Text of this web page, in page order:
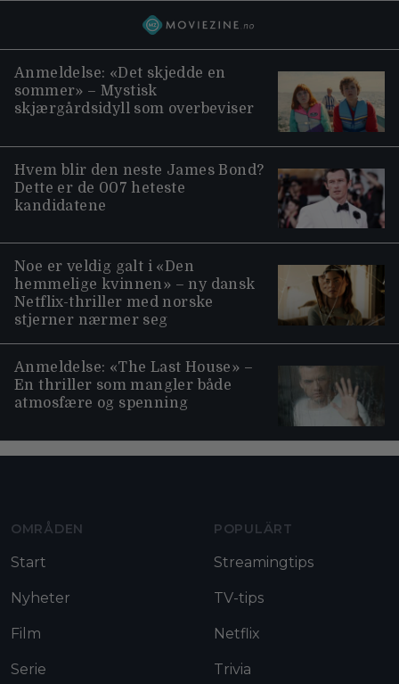
Anmeldelse: «Det skjedde en
sommer» – Mystisk
skjærgårdsidyll som overbeviser
Hvem blir den neste James Bond?
Dette er de 007 heteste
kandidatene
Noe er veldig galt i «Den
hemmelige kvinnen» – ny dansk
Netflix-thriller med norske
stjerner nærmer seg
Anmeldelse: «The Last House» –
En thriller som mangler både
atmosfære og spenning
OMRÅDEN
Start
Nyheter
Film
Serie
POPULÄRT
Streamingtips
TV-tips
Netflix
Trivia